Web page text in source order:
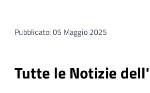
Pubblicato: 05 Maggio 2025
Tutte le Notizie